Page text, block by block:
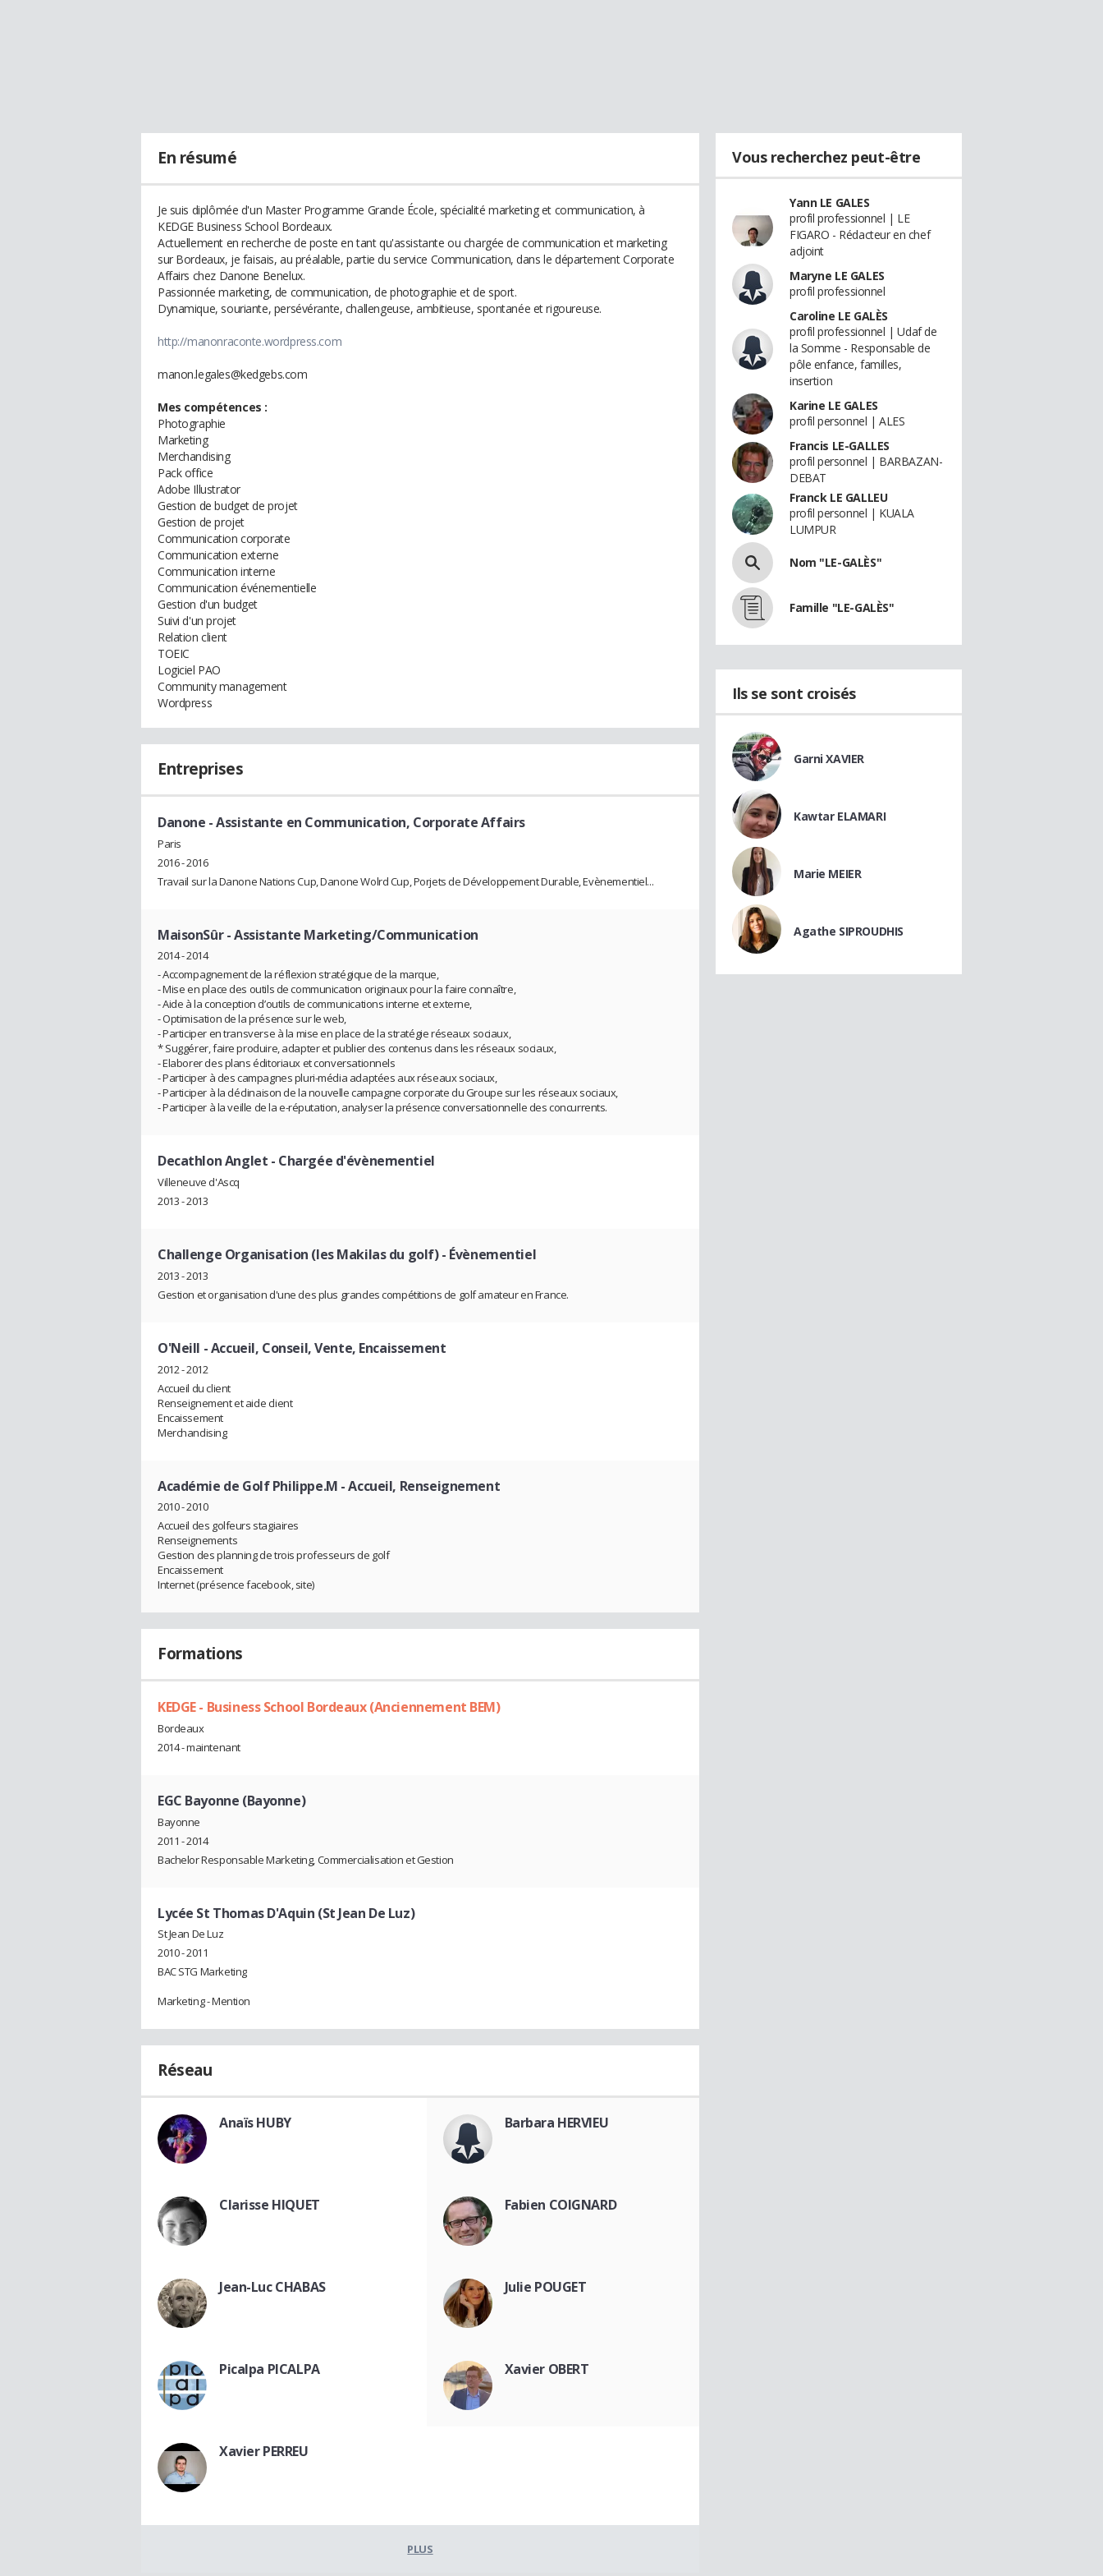
En résumé
Je suis diplômée d'un Master Programme Grande École, spécialité marketing et communication, à
KEDGE Business School Bordeaux.
Actuellement en recherche de poste en tant qu'assistante ou chargée de communication et marketing
sur Bordeaux, je faisais, au préalable, partie du service Communication, dans le département Corporate
Affairs chez Danone Benelux.
Passionnée marketing, de communication, de photographie et de sport.
Dynamique, souriante, persévérante, challengeuse, ambitieuse, spontanée et rigoureuse.
http://manonraconte.wordpress.com
manon.legales@kedgebs.com
Mes compétences :
Photographie
Marketing
Merchandising
Pack office
Adobe Illustrator
Gestion de budget de projet
Gestion de projet
Communication corporate
Communication externe
Communication interne
Communication événementielle
Gestion d'un budget
Suivi d'un projet
Relation client
TOEIC
Logiciel PAO
Community management
Wordpress
Entreprises
Danone - Assistante en Communication, Corporate Affairs
Paris
2016 - 2016
Travail sur la Danone Nations Cup, Danone Wolrd Cup, Porjets de Développement Durable, Evènementiel...
MaisonSûr- Assistante Marketing/Communication
2014 - 2014
- Accompagnement de la réflexion stratégique de la marque,
- Mise en place des outils de communication originaux pour la faire connaître,
- Aide à la conception d’outils de communications interne et externe,
- Optimisation de la présence sur le web,
- Participer en transverse à la mise en place de la stratégie réseaux sociaux,
* Suggérer, faire produire, adapter et publier des contenus dans les réseaux sociaux,
- Elaborer des plans éditoriaux et conversationnels
- Participer à des campagnes pluri-média adaptées aux réseaux sociaux,
- Participer à la déclinaison de la nouvelle campagne corporate du Groupe sur les réseaux sociaux,
- Participer à la veille de la e-réputation, analyser la présence conversationnelle des concurrents.
Decathlon Anglet - Chargée d'évènementiel
Villeneuve d'Ascq
2013 - 2013
Challenge Organisation (les Makilas du golf)- Évènementiel
2013 - 2013
Gestion et organisation d'une des plus grandes compétitions de golf amateur en France.
O'Neill - Accueil, Conseil, Vente, Encaissement
2012 - 2012
Accueil du client
Renseignement et aide client
Encaissement
Merchandising
Académie de Golf Philippe.M - Accueil, Renseignement
2010 - 2010
Accueil des golfeurs stagiaires
Renseignements
Gestion des planning de trois professeurs de golf
Encaissement
Internet (présence facebook, site)
Formations
KEDGE - Business School Bordeaux (Anciennement BEM)
Bordeaux
2014 - maintenant
EGC Bayonne (Bayonne)
Bayonne
2011 - 2014
Bachelor Responsable Marketing, Commercialisation et Gestion
Lycée St Thomas D'Aquin (St Jean De Luz)
St Jean De Luz
2010 - 2011
BAC STG Marketing
Marketing - Mention
Réseau
Anaïs HUBY Barbara HERVIEU
Clarisse HIQUET Fabien COIGNARD
Jean-Luc CHABAS Julie POUGET
Picalpa PICALPA Xavier OBERT
Xavier PERREU
PLUS
Vous recherchez peut-être
Yann LE GALES
profil professionnel | LE
FIGARO - Rédacteur en chef
adjoint
Maryne LE GALES
profil professionnel
Caroline LE GALÈS
profil professionnel | Udaf de
la Somme - Responsable de
pôle enfance, familles,
insertion
Karine LE GALES
profil personnel | ALES
Francis LE-GALLES
profil personnel | BARBAZAN-
DEBAT
Franck LE GALLEU
profil personnel | KUALA
LUMPUR
Nom "LE-GALÈS"
Famille "LE-GALÈS"
Ils se sont croisés
Garni XAVIER
Kawtar ELAMARI
Marie MEIER
Agathe SIPROUDHIS